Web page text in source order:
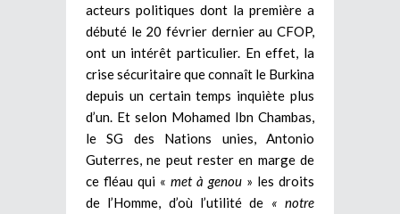
acteurs politiques dont la première a
débuté le 20 février dernier au CFOP,
ont un intérêt particulier. En effet, la
crise sécuritaire que connaît le Burkina
depuis un certain temps inquiète plus
d’un. Et selon Mohamed Ibn Chambas,
le SG des Nations unies, Antonio
Guterres, ne peut rester en marge de
ce fléau qui « met à genou » les droits
de l’Homme, d’où l’utilité de « notre